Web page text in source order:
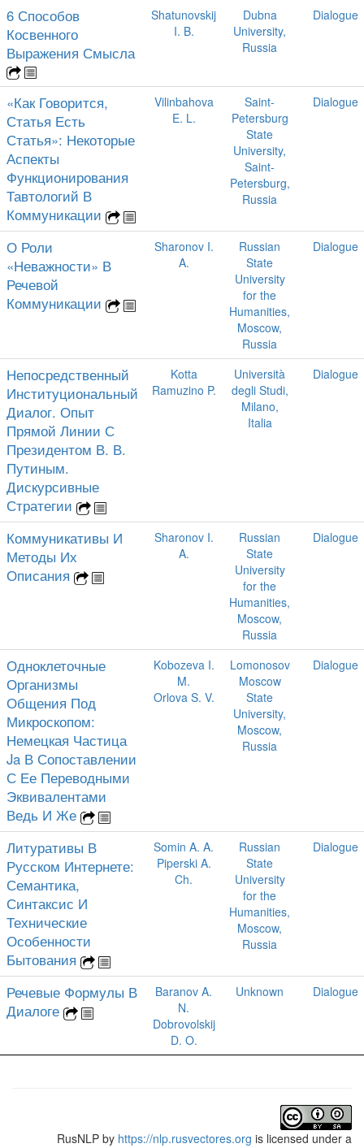
6 Способов
Косвенного
Выражения Смысла
Shatunovskij
I. B.
Dubna
University,
Russia
Dialogue
«Как Говорится,
Статья Есть
Статья»: Некоторые
Аспекты
Функционирования
Тавтологий В
Коммуникации
Vilinbahova
E. L.
Saint-
Petersburg
State
University,
Saint-
Petersburg,
Russia
Dialogue
О Роли
«Неважности» В
Речевой
Коммуникации
Sharonov I.
A.
Russian
State
University
for the
Humanities,
Moscow,
Russia
Dialogue
Непосредственный
Институциональный
Диалог. Опыт
Прямой Линии С
Президентом В. В.
Путиным.
Дискурсивные
Стратегии
Kotta
Ramuzino P.
Università
degli Studi,
Milano,
Italia
Dialogue
Коммуникативы И
Методы Их
Описания
Sharonov I.
A.
Russian
State
University
for the
Humanities,
Moscow,
Russia
Dialogue
Одноклеточные
Организмы
Общения Под
Микроскопом:
Немецкая Частица
Ja В Сопоставлении
С Ее Переводными
Эквивалентами
Ведь И Же
Kobozeva I.
M.
Orlova S. V.
Lomonosov
Moscow
State
University,
Moscow,
Russia
Dialogue
Литуративы В
Русском Интернете:
Семантика,
Синтаксис И
Технические
Особенности
Бытования
Somin A. A.
Piperski A.
Ch.
Russian
State
University
for the
Humanities,
Moscow,
Russia
Dialogue
Речевые Формулы В
Диалоге
Baranov A.
N.
Dobrovolskij
D. O.
Unknown Dialogue
RusNLP by https://nlp.rusvectores.org is licensed under a